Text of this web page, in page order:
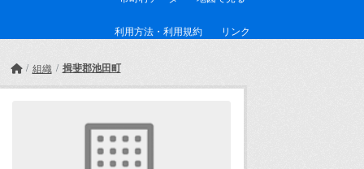
利用方法・利用規約 リンク
組織 揖斐郡池田町